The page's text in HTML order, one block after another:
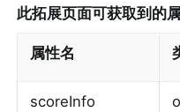
此拓展页面可获取到的
属性名
scoreInfo